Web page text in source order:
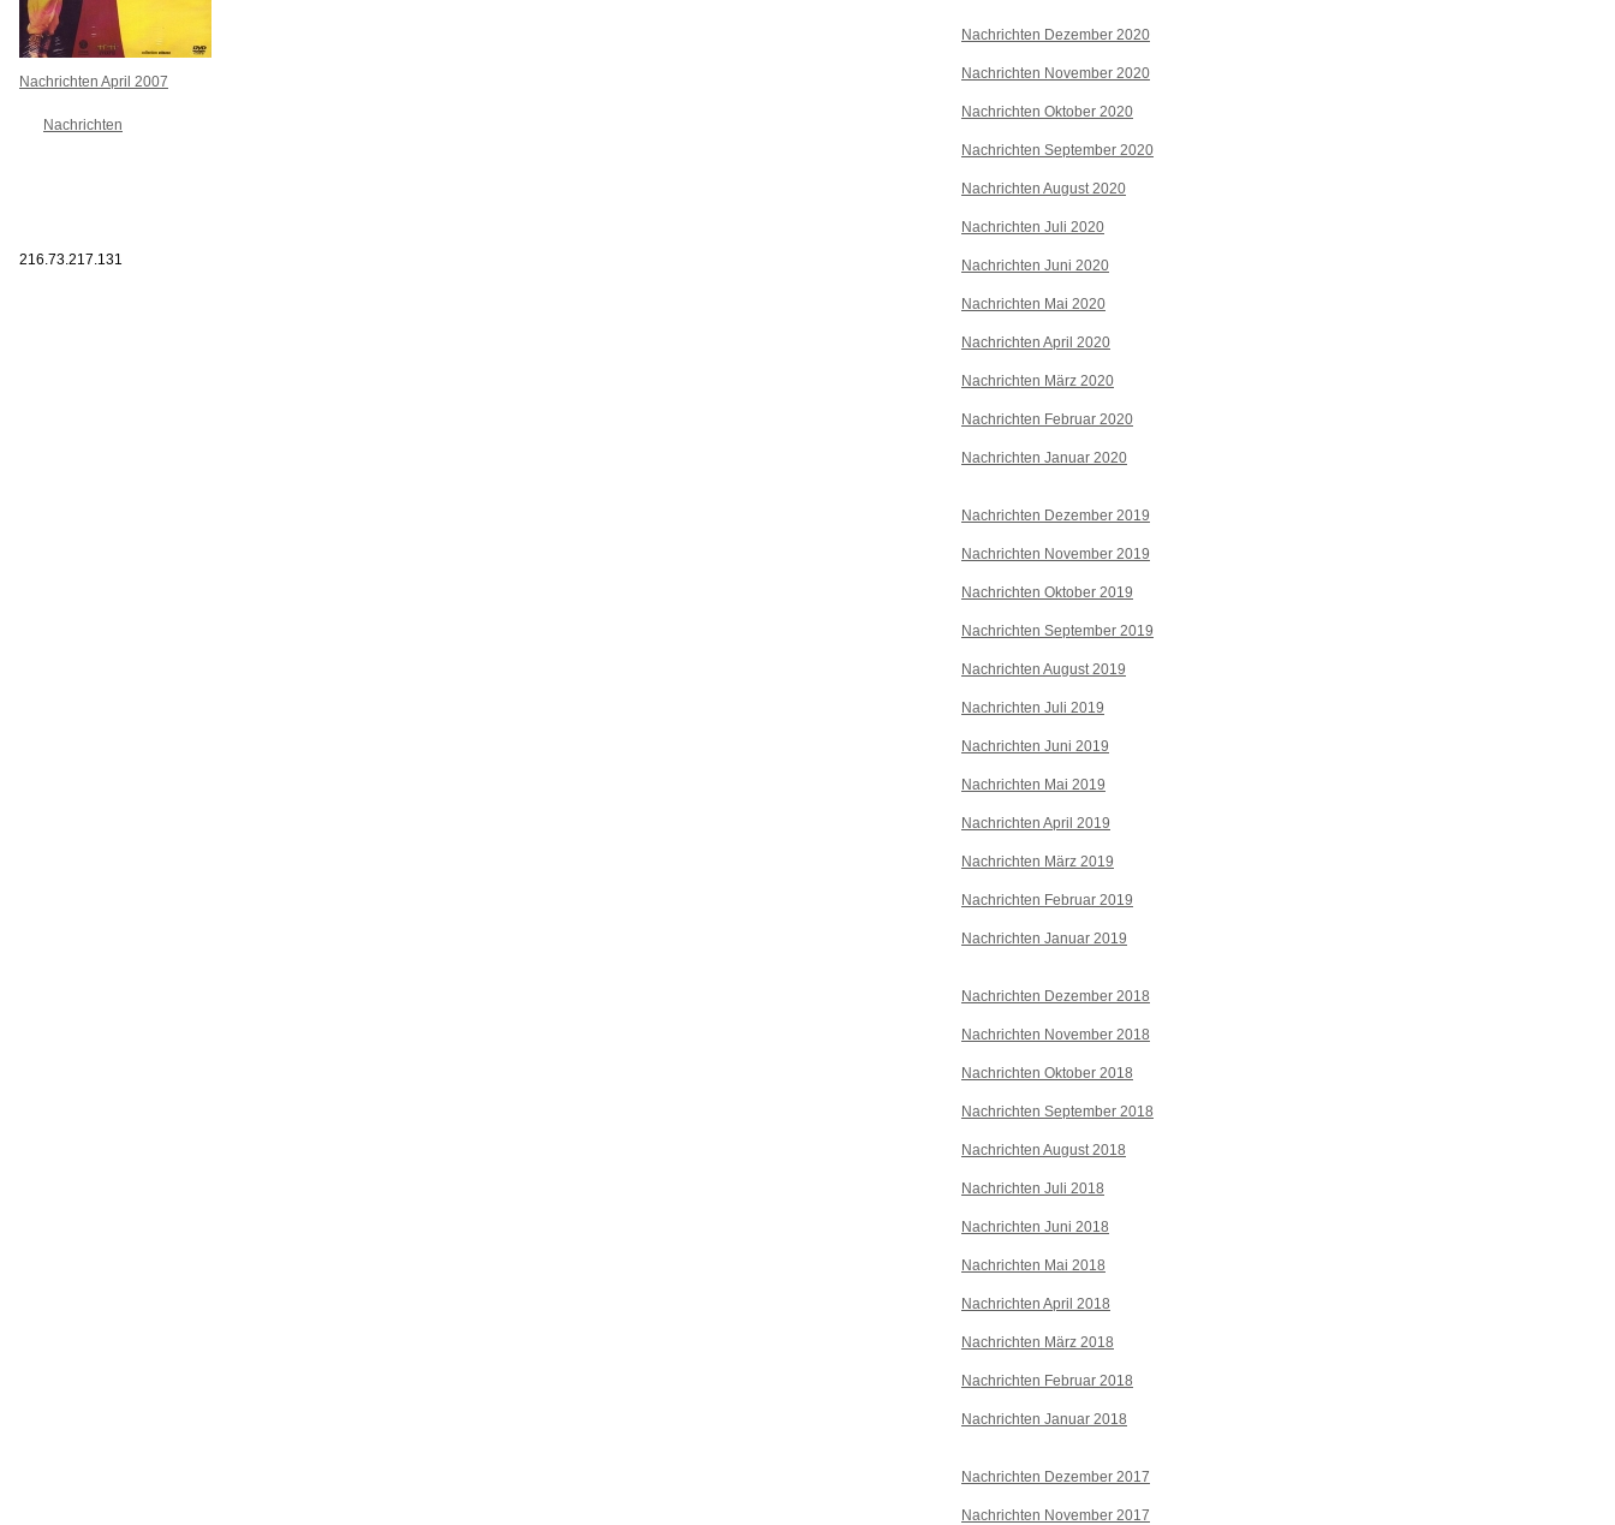
Nachrichten Dezember 2020
Nachrichten November 2020
Nachrichten Oktober 2020
Nachrichten September 2020
Nachrichten August 2020
Nachrichten Juli 2020
Nachrichten Juni 2020
Nachrichten Mai 2020
Nachrichten April 2020
Nachrichten März 2020
Nachrichten Februar 2020
Nachrichten Januar 2020
Nachrichten Dezember 2019
Nachrichten November 2019
Nachrichten Oktober 2019
Nachrichten September 2019
Nachrichten August 2019
Nachrichten Juli 2019
Nachrichten Juni 2019
Nachrichten Mai 2019
Nachrichten April 2019
Nachrichten März 2019
Nachrichten Februar 2019
Nachrichten Januar 2019
Nachrichten Dezember 2018
Nachrichten November 2018
Nachrichten Oktober 2018
Nachrichten September 2018
Nachrichten August 2018
Nachrichten Juli 2018
Nachrichten Juni 2018
Nachrichten Mai 2018
Nachrichten April 2018
Nachrichten März 2018
Nachrichten Februar 2018
Nachrichten Januar 2018
Nachrichten Dezember 2017
Nachrichten November 2017
Nachrichten April 2007
Nachrichten
216.73.217.131